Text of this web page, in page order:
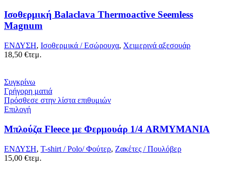
Ισοθερμική Balaclava Thermoactive Seemless
Magnum
ΕΝΔΥΣΗ, Ισοθερμικά / Εσώρουχα, Χειμερινά αξεσουάρ
18,50 €τεμ.
Συγκρίνω
Γρήγορη ματιά
Πρόσθεσε στην λίστα επιθυμιών
Επιλογή
Μπλούζα Fleece με Φερμουάρ 1/4 ARMYMANIA
ΕΝΔΥΣΗ, T-shirt / Polo/ Φούτερ, Ζακέτες / Πουλόβερ
15,00 €τεμ.